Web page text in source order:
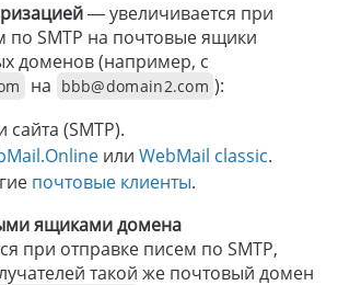
— увеличивается при
по SMTP на почтовые ящики
доменов (например, с
на bbb@domain2.com ):
сайта (SMTP).
или WebMail classic.
почтовые клиенты.
ящиками домена
при отправке писем по SMTP,
такой же почтовый домен